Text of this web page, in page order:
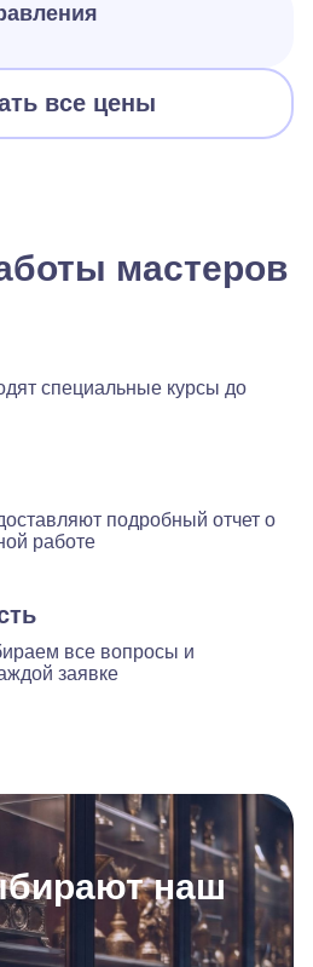
все цены
мастеров
специальные курсы до
подробный отчет о
работе
все вопросы и
заявке
наш